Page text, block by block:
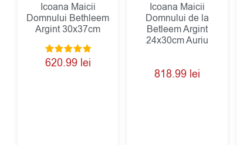
Icoana Maicii
Domnului Bethleem
Argint 30x37cm
Evaluat la
5.00
620.99 lei
Icoana Maicii
Domnului de la
Betleem Argint
24x30cm Auriu
818.99 lei